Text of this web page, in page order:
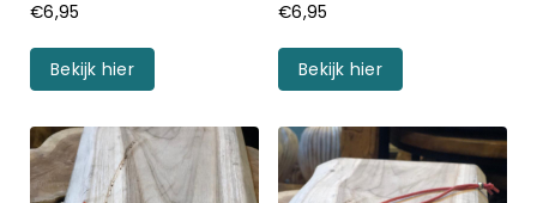
€6,95
Bekijk hier
€6,95
Bekijk hier